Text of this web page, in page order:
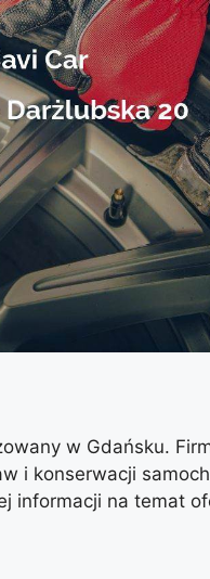
w Gdańsku.
i konserwacji
informacji na temat